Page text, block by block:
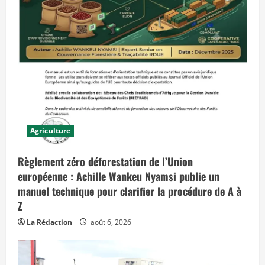
u
r
d
’
h
u
i
e
t
q
u
i
p
d
e
s
e
f
t
Agriculture
Règlement zéro déforestation de l’Union
européenne : Achille Wankeu Nyamsi publie un
manuel technique pour clarifier la procédure de A à
Z
La Rédaction août 6, 2026